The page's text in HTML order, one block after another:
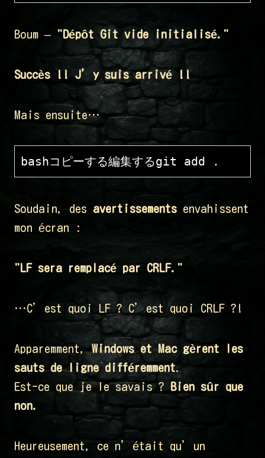
Boum – "Dépôt Git vide initialisé."
Succès !! J’y suis arrivé !!
Mais ensuite…
bashコピーする編集する
Soudain, des avertissements envahissent
mon écran :
"LF sera remplacé par CRLF."
…C’est quoi LF ? C’est quoi CRLF ?!
Apparemment,Windows et Mac gèrent les
sauts de ligne différemment.
Est-ce que je le savais ? Bien sûr que
non.
Heureusement, ce n’était qu’un